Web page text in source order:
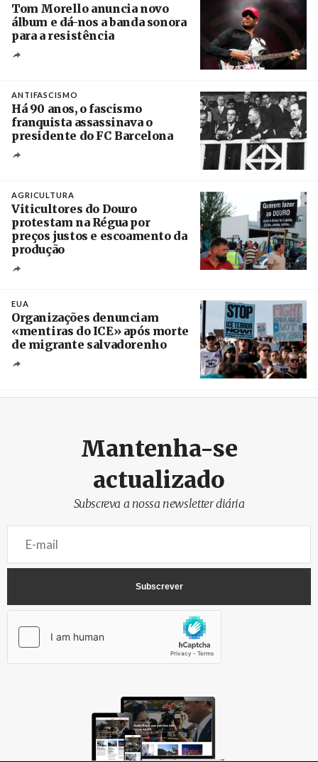
Tom Morello anuncia novo
álbum e dá-nos a banda sonora
para a resistência
ANTIFASCISMO
Há 90 anos, o fascismo
franquista assassinava o
presidente do FC Barcelona
AGRICULTURA
Viticultores do Douro
protestam na Régua por
preços justos e escoamento da
produção
EUA
Organizações denunciam
«mentiras do ICE» após morte
de migrante salvadorenho
Mantenha-se
actualizado
Subscreva a nossa newsletter diária